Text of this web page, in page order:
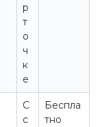
р
т
о
ч
к
е
С
с
Беспла
тно